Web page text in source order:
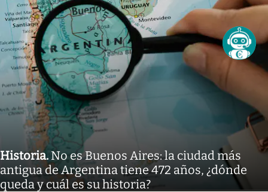
Historia. No es Buenos Aires: la ciudad más
antigua de Argentina tiene 472 años, ¿dónde
queda y cuál es su historia?